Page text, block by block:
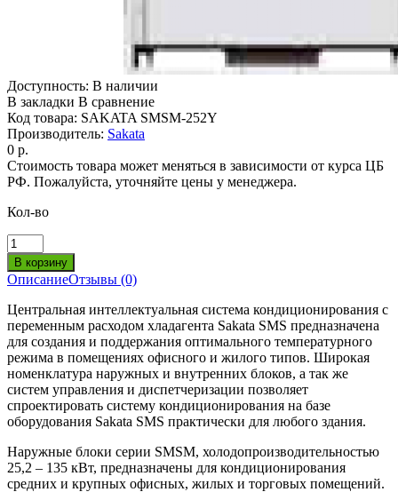
Доступность: В наличии
В закладки В сравнение
Код товара: SAKATA SMSM-252Y
Производитель: Sakata
0 р.
Стоимость товара может меняться в зависимости от курса ЦБ
РФ. Пожалуйста, уточняйте цены у менеджера.
Кол-во
ОписаниеОтзывы (0)
Центральная интеллектуальная система кондиционирования с
переменным расходом хладагента Sakata SMS предназначена
для создания и поддержания оптимального температурного
режима в помещениях офисного и жилого типов. Широкая
номенклатура наружных и внутренних блоков, а так же
систем управления и диспетчеризации позволяет
спроектировать систему кондиционирования на базе
оборудования Sakata SMS практически для любого здания.
Наружные блоки серии SMSM, холодопроизводительностью
25,2 – 135 кВт, предназначены для кондиционирования
средних и крупных офисных, жилых и торговых помещений.